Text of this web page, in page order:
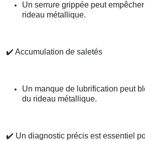
Un serrure grippée peut
rideau métallique.
✔️ Accumulation de saletés
Un manque de lubrification peut
du rideau métallique.
✔️ Un diagnostic précis est essentiel